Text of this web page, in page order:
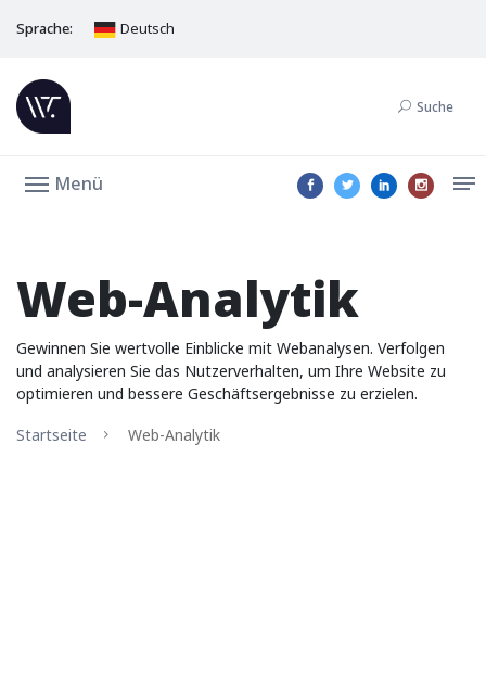
Sprache: Deutsch
Suche
Menü
Web-Analytik
Gewinnen Sie wertvolle Einblicke mit Webanalysen. Verfolgen
und analysieren Sie das Nutzerverhalten, um Ihre Website zu
optimieren und bessere Geschäftsergebnisse zu erzielen.
Startseite
Web-Analytik